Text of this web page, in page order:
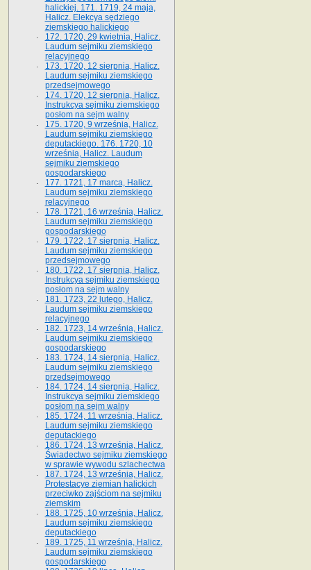
halickiej. 171. 1719, 24 maja,
Halicz. Elekcya sędziego
ziemskiego halickiego
172. 1720, 29 kwietnia, Halicz.
Laudum sejmiku ziemskiego
relacyjnego
173. 1720, 12 sierpnia, Halicz.
Laudum sejmiku ziemskiego
przedsejmowego
174. 1720, 12 sierpnia, Halicz.
Instrukcya sejmiku ziemskiego
posłom na sejm walny
175. 1720, 9 września, Halicz.
Laudum sejmiku ziemskiego
deputackiego. 176. 1720, 10
września, Halicz. Laudum
sejmiku ziemskiego
gospodarskiego
177. 1721, 17 marca, Halicz.
Laudum sejmiku ziemskiego
relacyjnego
178. 1721, 16 września, Halicz.
Laudum sejmiku ziemskiego
gospodarskiego
179. 1722, 17 sierpnia, Halicz.
Laudum sejmiku ziemskiego
przedsejmowego
180. 1722, 17 sierpnia, Halicz.
Instrukcya sejmiku ziemskiego
posłom na sejm walny
181. 1723, 22 lutego, Halicz.
Laudum sejmiku ziemskiego
relacyjnego
182. 1723, 14 września, Halicz.
Laudum sejmiku ziemskiego
gospodarskiego
183. 1724, 14 sierpnia, Halicz.
Laudum sejmiku ziemskiego
przedsejmowego
184. 1724, 14 sierpnia, Halicz.
Instrukcya sejmiku ziemskiego
posłom na sejm walny
185. 1724, 11 września, Halicz.
Laudum sejmiku ziemskiego
deputackiego
186. 1724, 13 września, Halicz.
Świadectwo sejmiku ziemskiego
w sprawie wywodu szlachectwa
187. 1724, 13 września, Halicz.
Protestacye ziemian halickich
przeciwko zajściom na sejmiku
ziemskim
188. 1725, 10 września, Halicz.
Laudum sejmiku ziemskiego
deputackiego
189. 1725, 11 września, Halicz.
Laudum sejmiku ziemskiego
gospodarskiego